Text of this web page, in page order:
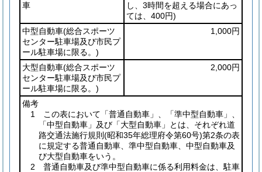
車
し、3時間を超える場合にあっ
ては、400円)
中型自動車(総合スポーツ
センター駐車場及び市民プ
ール駐車場に限る。)
1,000円
大型自動車(総合スポーツ
センター駐車場及び市民プ
ール駐車場に限る。)
2,000円
備考
1 この表において「普通自動車」、「準中型自動車」、
「中型自動車」及び「大型自動車」とは、それぞれ道
路交通法施行規則 (昭和35年総理府令第60号)第2条の表
に規定する普通自動車、準中型自動車、中型自動車及
び大型自動車をいう。
2 普通自動車及び準中型自動車に係る利用料金は、駐車